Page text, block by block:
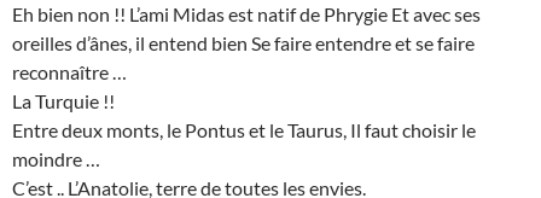
Eh bien non !! L’ami Midas est natif de Phrygie Et avec ses
oreilles d’ânes, il entend bien Se faire entendre et se faire
reconnaître …
La Turquie !!
Entre deux monts, le Pontus et le Taurus, Il faut choisir le
moindre …
C’est .. L’Anatolie, terre de toutes les envies.